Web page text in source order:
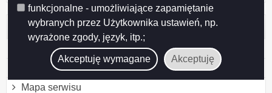
funkcjonalne - umożliwiające zapamiętanie
wybranych przez Użytkownika ustawień, np.
wyrażone zgody, język, itp.;
Akceptuję wymagane Akceptuję
Pomoc
Redakcja Biuletynu
Instrukcja korzystania z BIP
Mapa serwisu